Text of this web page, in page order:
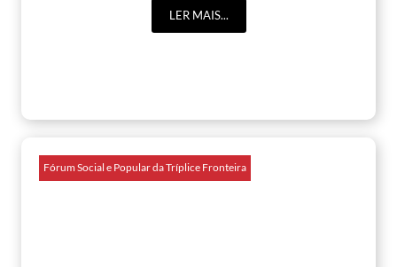
LER MAIS...
Fórum Social e Popular da Tríplice Fronteira